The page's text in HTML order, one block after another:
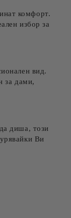
комфорт.
избор за
вид.
за дами,
диша, този
Ви